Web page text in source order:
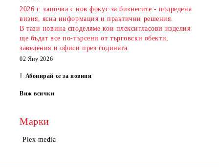
2026 г. започва с нов фокус за бизнесите - подредена
визия, ясна информация и практични решения.
В тази новина споделяме кои плексигласови изделия
ще бъдат все по-търсени от търговски обекти,
заведения и офиси през годината.
02 Яну 2026
Абонирай се за новини
Виж всички
Марки
Plex media